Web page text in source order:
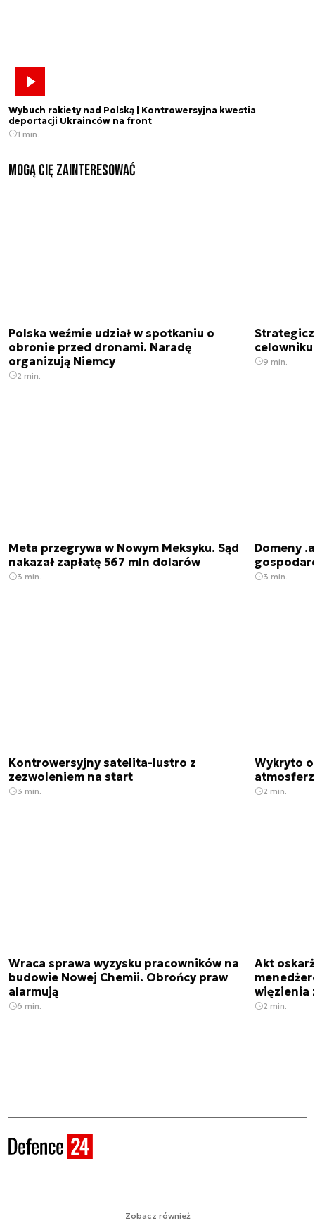
Wybuch rakiety nad Polską | Kontrowersyjna kwestia
deportacji Ukrainców na front
1 min.
Mogą Cię zainteresować
Polska weźmie udział w spotkaniu o
obronie przed dronami. Naradę
organizują Niemcy
2 min.
9 min.
Meta przegrywa w Nowym Meksyku. Sąd
nakazał zapłatę 567 mln dolarów
3 min.
Domeny
3 min.
Kontrowersyjny satelita-lustro z
zezwoleniem na start
3 min.
Wykryto
2 min.
Wraca sprawa wyzysku pracowników na
budowie Nowej Chemii. Obrońcy praw
alarmują
6 min.
Akt
więzienia
2 min.
Zobacz również